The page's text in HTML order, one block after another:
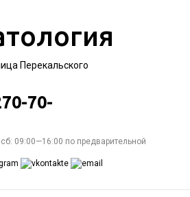
Перекальского
70-
09:00—16:00 по предварительной